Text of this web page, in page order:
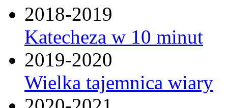
2018-2019
Katecheza w 10 minut
2019-2020
Wielka tajemnica wiary